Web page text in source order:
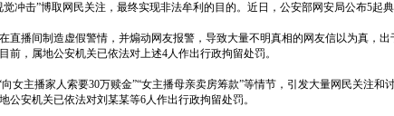
击”博取网民关注，最终实现非法牟利的目的。近日，公安部网安局公布5起典
播间制造虚假警情，并煽动网友报警，导致大量不明真相的网友信以为真，出
，属地公安机关已依法对上述4人作出行政拘留处罚。
女主播家人索要30万赎金”“女主播母亲卖房筹款”等情节，引发大量网民关注和
安机关已依法对刘某某等6人作出行政拘留处罚。